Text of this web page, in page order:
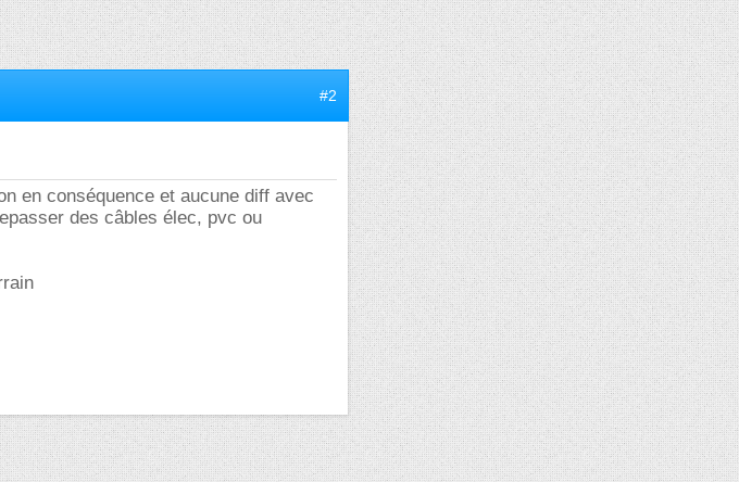
#2
en conséquence et aucune diff avec
des câbles élec, pvc ou